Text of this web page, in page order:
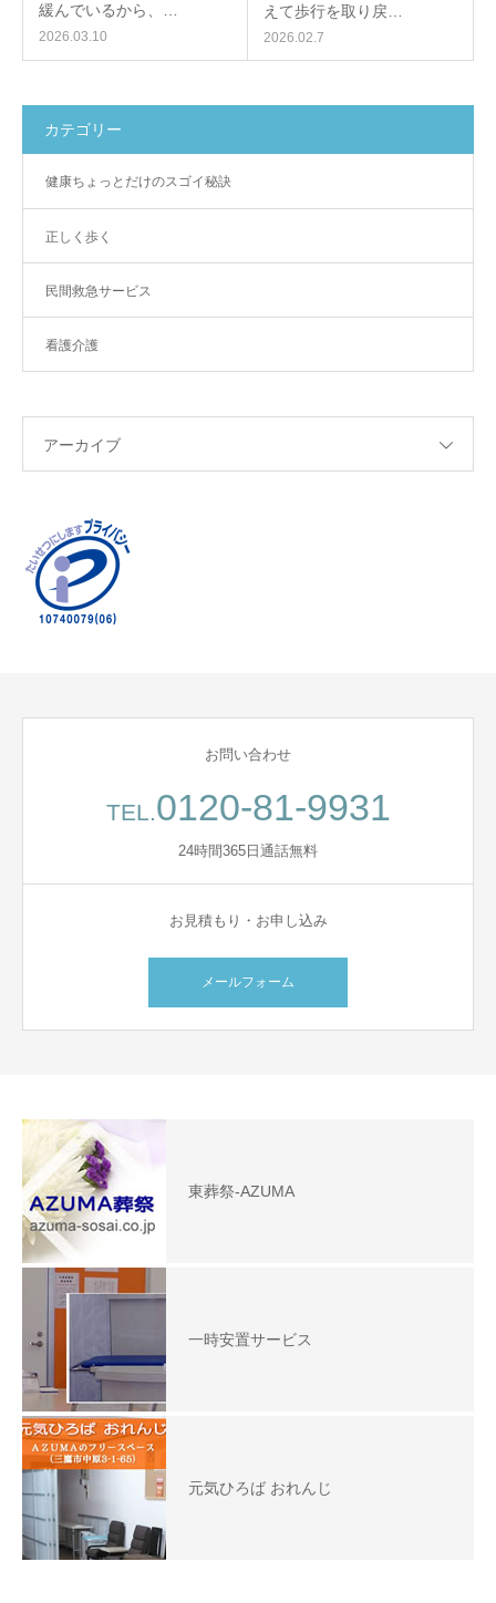
緩んでいるから、…
2026.03.10
えて歩行を取り戻…
2026.02.7
カテゴリー
健康ちょっとだけのスゴイ秘訣
正しく歩く
民間救急サービス
看護介護
アーカイブ
お問い合わせ
TEL.0120-81-9931
24時間365日通話無料
お見積もり・お申し込み
メールフォーム
東葬祭-AZUMA
一時安置サービス
元気ひろば おれんじ